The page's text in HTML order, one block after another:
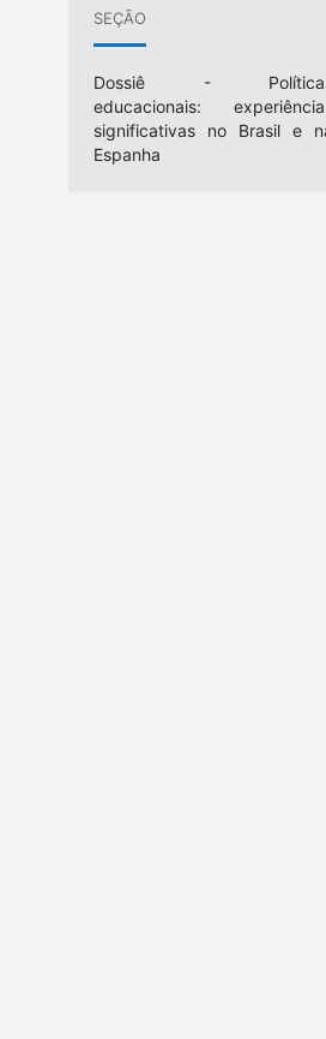
SEÇÃO
Dossiê -
educacionais:
significativas no Brasil e
Espanha